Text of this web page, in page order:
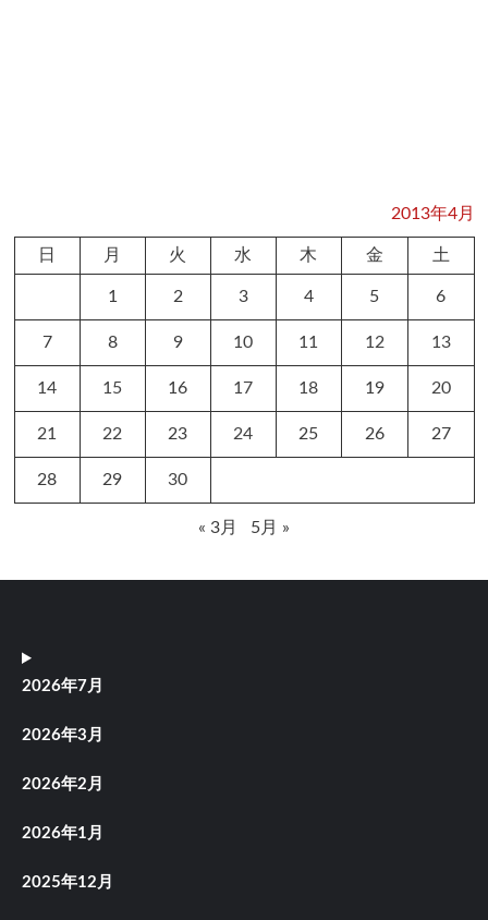
2013年4月
日 月 火 水 木 金 土
1 2 3 4 5 6
7 8 9 10 11 12 13
14 15 16 17 18 19 20
21 22 23 24 25 26 27
28 29 30
« 3月 5月 »
2026年7月
2026年3月
2026年2月
2026年1月
2025年12月